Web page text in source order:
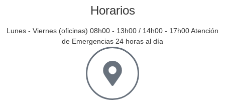
Horarios
Lunes - Viernes (oficinas) 08h00 - 13h00 / 14h00 - 17h00 Atención
de Emergencias 24 horas al día